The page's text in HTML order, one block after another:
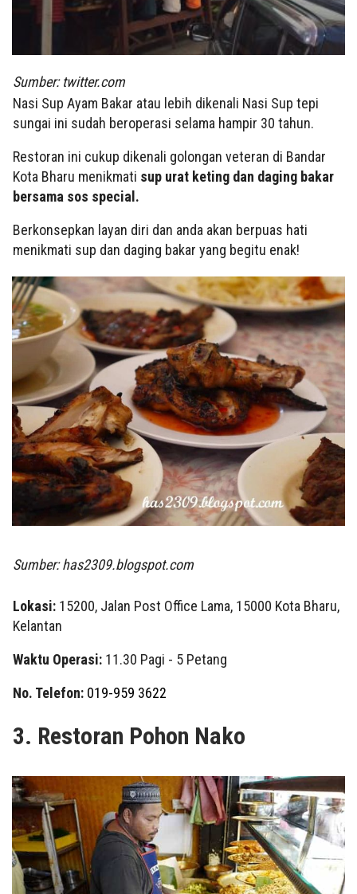
Sumber: twitter.com
Nasi Sup Ayam Bakar atau lebih dikenali Nasi Sup tepi
sungai ini sudah beroperasi selama hampir 30 tahun.
Restoran ini cukup dikenali golongan veteran di Bandar
Kota Bharu menikmati sup urat keting dan daging bakar
bersama sos special.
Berkonsepkan layan diri dan anda akan berpuas hati
menikmati sup dan daging bakar yang begitu enak!
Sumber: has2309.blogspot.com
Lokasi: 15200, Jalan Post Office Lama, 15000 Kota Bharu,
Kelantan
Waktu Operasi: 11.30 Pagi - 5 Petang
No. Telefon: 019-959 3622
3. Restoran Pohon Nako